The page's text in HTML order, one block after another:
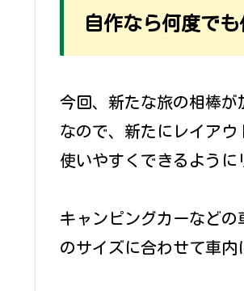
自作なら何度で
今回、新たな旅の相棒が
なので、新たにレイア
使いやすくできるように
キャンピングカーなど
のサイズに合わせて車内